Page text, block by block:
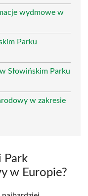
wydmowe w
Parku
Słowińskim Parku
w zakresie
Park
w Europie?